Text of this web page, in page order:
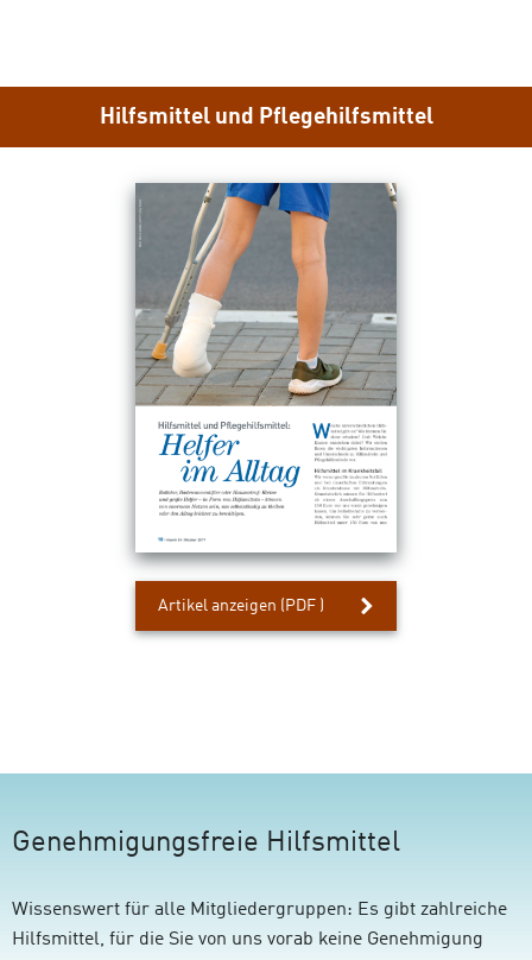
Hilfsmittel und Pflegehilfsmittel(aus
Artikel anzeigen
und
(PDF )
Genehmigungsfreie Hilfsmittel
Wissenswert für alle Mitgliedergruppen: Es gibt zahlreiche
Hilfsmittel, für die Sie von uns vorab keine Genehmigung